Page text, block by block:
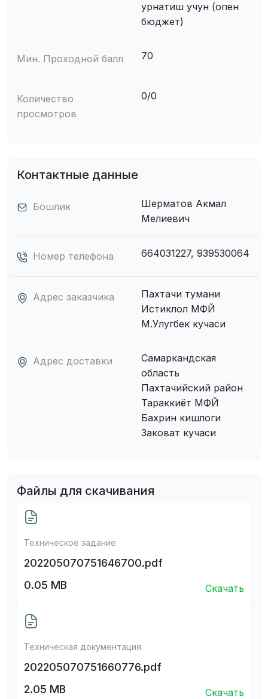
урнатиш учун (опен
бюджет)
Мин. Проходной балл 70
Количество
просмотров
0/0
Контактные данные
Бошлик
Шерматов Акмал
Мелиевич
Номер телефона 664031227, 939530064
Адрес заказчика
Пахтачи тумани
Истиклол МФЙ
М.Улугбек кучаси
Адрес доставки
Самаркандская
область
Пахтачийский район
Тараккиёт МФЙ
Бахрин кишлоги
Заковат кучаси
Файлы для скачивания
Техническое задание
202205070751646700.pdf
0.05 MB
Скачать
Техническая документация
202205070751660776.pdf
2.05 MB
Скачать